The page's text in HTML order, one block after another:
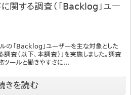
関する調査（「Backlog」ユー
ルの「Backlog」ユーザーを主な対象とした
査（以下、本調査）」を実施しました。調査
ツールと働きやすさに...
きを読む